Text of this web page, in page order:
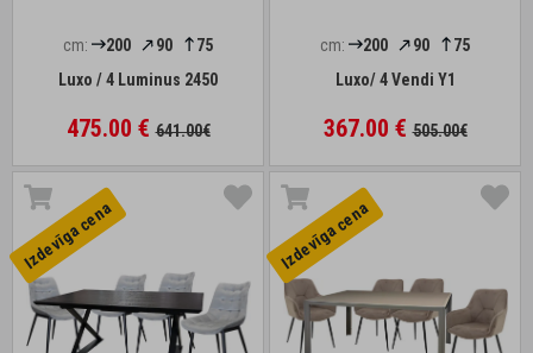
cm: 200 90
75
Luxo / 4 Luminus 2450
475.00 €641.00€
cm: 200 90
75
Luxo/ 4 Vendi Y1
367.00 €505.00€
Izdevīga cena Izdevīga cena